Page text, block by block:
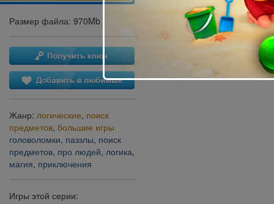
Размер файла: 970Mb
Жанр: логические, поиск
предметов, большие игры
головоломки, паззлы, поиск
предметов, про людей, логика,
магия, приключения
Игры этой серии: